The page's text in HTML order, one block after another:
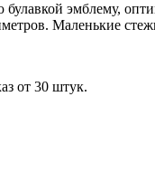
эмблему,
Маленькие
от 30 штук.